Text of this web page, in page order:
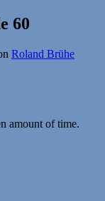
60
Roland Brühe